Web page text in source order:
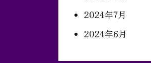
2024年7月
2024年6月